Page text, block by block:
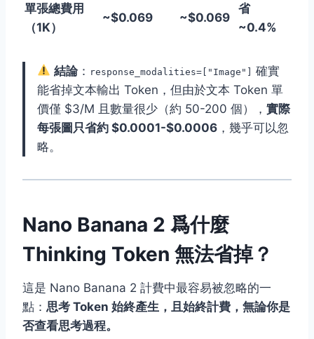
單張總費用
（1K）
~$0.069 ~$0.069
省
~0.4%
結論： response_modalities=["Image"] 確實
能省掉文本輸出 Token，但由於文本 Token 單
價僅 $3/M 且數量很少（約 50-200 個）， 實際
每張圖只省約 $0.0001-$0.0006 ，幾乎可以忽
略。
Nano Banana 2 爲什麼
Thinking Token 無法省掉？
這是 Nano Banana 2 計費中最容易被忽略的一
點： 思考 Token 始終產生，且始終計費，無論你是
否查看思考過程。